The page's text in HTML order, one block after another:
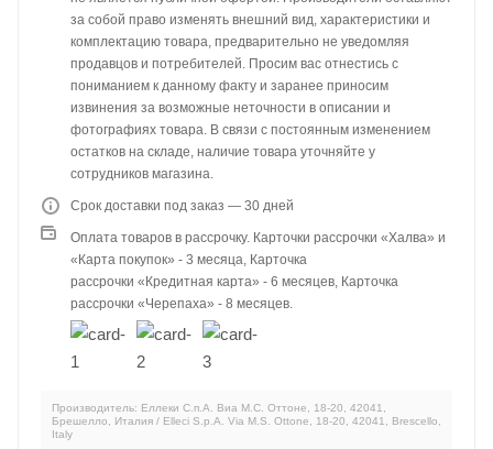
за собой право изменять внешний вид, характеристики и
комплектацию товара, предварительно не уведомляя
продавцов и потребителей. Просим вас отнестись с
пониманием к данному факту и заранее приносим
извинения за возможные неточности в описании и
фотографиях товара. В связи с постоянным изменением
остатков на складе, наличие товара уточняйте у
сотрудников магазина.
Срок доставки под заказ — 30 дней
Оплата товаров в рассрочку. Карточки рассрочки «Халва» и
«Карта покупок» - 3 месяца, Карточка
рассрочки «Кредитная карта» - 6 месяцев, Карточка
рассрочки «Черепаха» - 8 месяцев.
Производитель: Еллеки С.п.А. Виа М.С. Оттоне, 18-20, 42041,
Брешелло, Италия / Elleci S.p.A. Via M.S. Ottone, 18-20, 42041, Brescello,
Italy